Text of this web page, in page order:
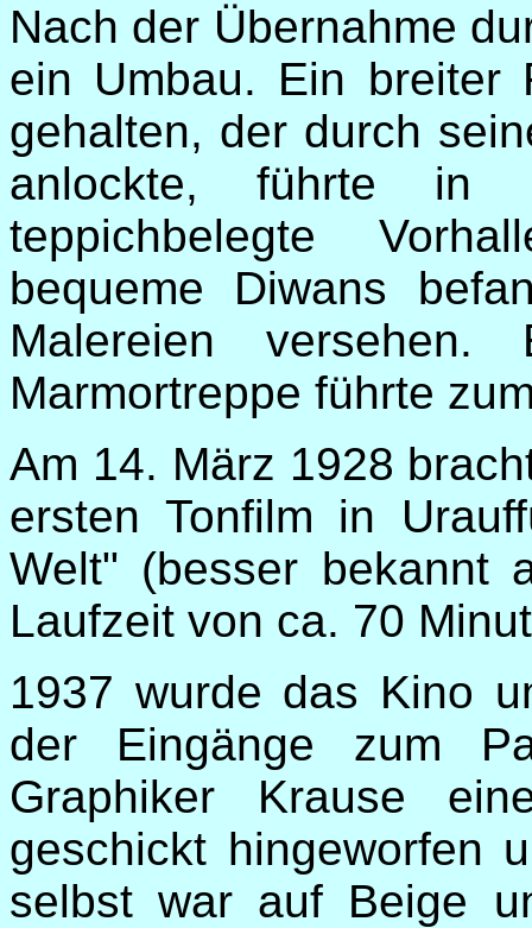
Nach der Übernahme
ein Umbau. Ein breiter
gehalten, der durch
anlockte, führte in
teppichbelegte
bequeme Diwans
Malereien versehen.
Marmortreppe führte
Am 14. März 1928
ersten Tonfilm in
Welt" (besser bekannt
Laufzeit von ca. 70
1937 wurde das Kino
der Eingänge zum
Graphiker Krause
geschickt hingeworfen
selbst war auf Beige